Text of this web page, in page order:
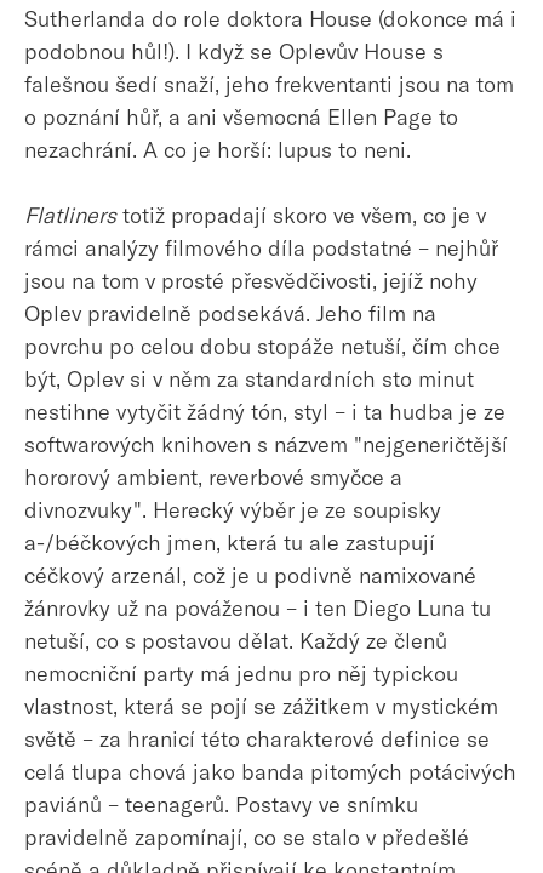
Sutherlanda do role doktora House (dokonce má i
podobnou hůl!). I když se Oplevův House s
falešnou šedí snaží, jeho frekventanti jsou na tom
o poznání hůř, a ani všemocná Ellen Page to
nezachrání. A co je horší: lupus to neni.
Flatlinerstotiž propadají skoro ve všem, co je v
rámci analýzy filmového díla podstatné – nejhůř
jsou na tom v prosté přesvědčivosti, jejíž nohy
Oplev pravidelně podsekává. Jeho film na
povrchu po celou dobu stopáže netuší, čím chce
být, Oplev si v něm za standardních sto minut
nestihne vytyčit žádný tón, styl – i ta hudba je ze
softwarových knihoven s názvem "nejgeneričtější
hororový ambient, reverbové smyčce a
divnozvuky". Herecký výběr je ze soupisky
a-/béčkových jmen, která tu ale zastupují
céčkový arzenál, což je u podivně namixované
žánrovky už na pováženou – i ten Diego Luna tu
netuší, co s postavou dělat. Každý ze členů
nemocniční party má jednu pro něj typickou
vlastnost, která se pojí se zážitkem v mystickém
světě – za hranicí této charakterové definice se
celá tlupa chová jako banda pitomých potácivých
paviánů – teenagerů. Postavy ve snímku
pravidelně zapomínají, co se stalo v předešlé